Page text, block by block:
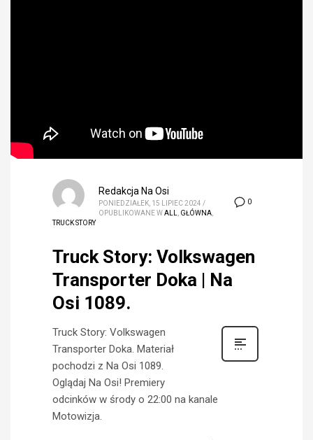
0
Redakcja Na Osi
PONIEDZIAŁEK, 15 LIPIEC 2024 /
OPUBLIKOWANE WALL, GŁÓWNA,
TRUCK STORY
Truck Story: Volkswagen
Transporter Doka | Na
Osi 1089.
Truck Story: Volkswagen
Transporter Doka. Materiał
pochodzi z Na Osi 1089.
Oglądaj Na Osi! Premiery
odcinków w środy o 22:00 na kanale
Motowizja.